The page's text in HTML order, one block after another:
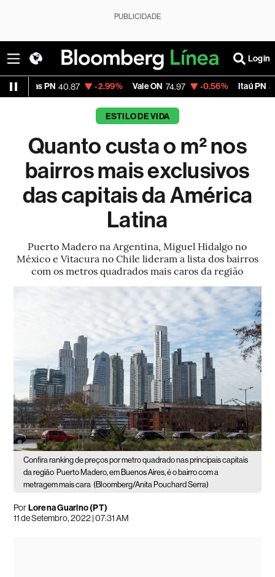
PUBLICIDADE
Login
-2.99% Vale ON 74.97 -0.56% Itaú PN 40.75 -
ESTILO DE VIDA
Quanto custa o m² nos
bairros mais exclusivos
das capitais da América
Latina
Puerto Madero na Argentina, Miguel Hidalgo no
México e Vitacura no Chile lideram a lista dos bairros
com os metros quadrados mais caros da região
Confira ranking de preços por metro quadrado nas principais capitais
da região Puerto Madero, em Buenos Aires, é o bairro com a
metragem mais cara (Bloomberg/Anita Pouchard Serra)
PorLorena Guarino (PT)
11 de Setembro, 2022 | 07:31 AM